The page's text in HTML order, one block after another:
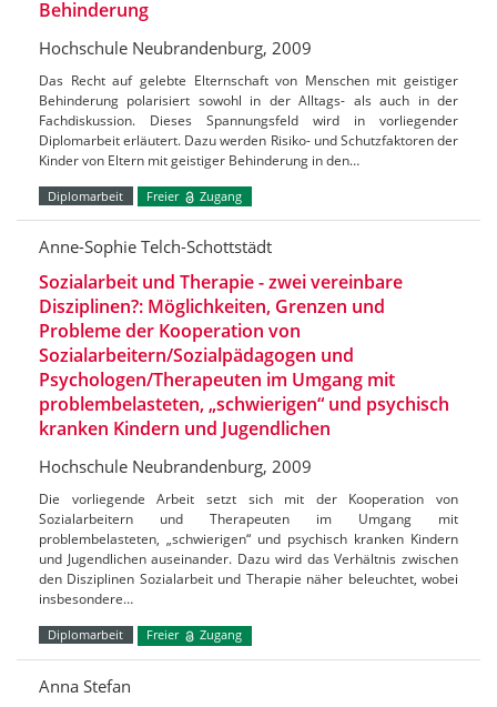
Behinderung
Hochschule Neubrandenburg, 2009
Das Recht auf gelebte Elternschaft von Menschen mit geistiger
Behinderung polarisiert sowohl in der Alltags- als auch in der
Fachdiskussion. Dieses Spannungsfeld wird in vorliegender
Diplomarbeit erläutert. Dazu werden Risiko- und Schutzfaktoren der
Kinder von Eltern mit geistiger Behinderung in den…
Diplomarbeit Freier Zugang
Anne-Sophie Telch-Schottstädt
Sozialarbeit und Therapie - zwei vereinbare
Disziplinen?: Möglichkeiten, Grenzen und
Probleme der Kooperation von
Sozialarbeitern/Sozialpädagogen und
Psychologen/Therapeuten im Umgang mit
problembelasteten, „schwierigen“ und psychisch
kranken Kindern und Jugendlichen
Hochschule Neubrandenburg, 2009
Die vorliegende Arbeit setzt sich mit der Kooperation von
Sozialarbeitern und Therapeuten im Umgang mit
problembelasteten, „schwierigen“ und psychisch kranken Kindern
und Jugendlichen auseinander. Dazu wird das Verhältnis zwischen
den Disziplinen Sozialarbeit und Therapie näher beleuchtet, wobei
insbesondere…
Diplomarbeit Freier Zugang
Anna Stefan